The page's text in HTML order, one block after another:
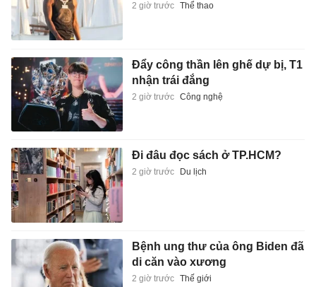
2 giờ trước Thể thao
Đẩy công thần lên ghế dự bị, T1
nhận trái đắng
2 giờ trước Công nghệ
Đi đâu đọc sách ở TP.HCM?
2 giờ trước Du lịch
Bệnh ung thư của ông Biden đã
di căn vào xương
2 giờ trước Thế giới